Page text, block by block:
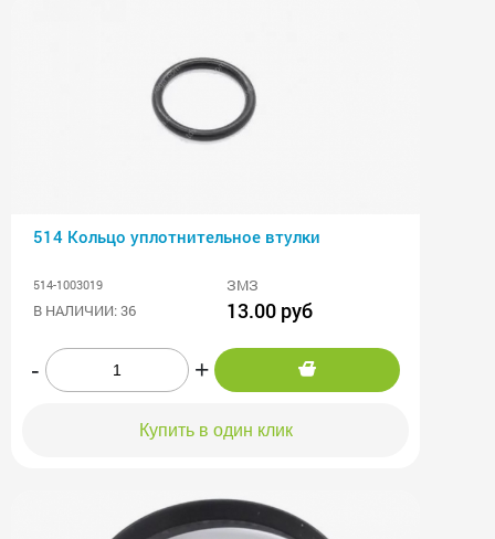
514 Кольцо уплотнительное втулки
514-1003019
ЗМЗ
В НАЛИЧИИ: 36
13.00 руб
- +
Купить в один клик